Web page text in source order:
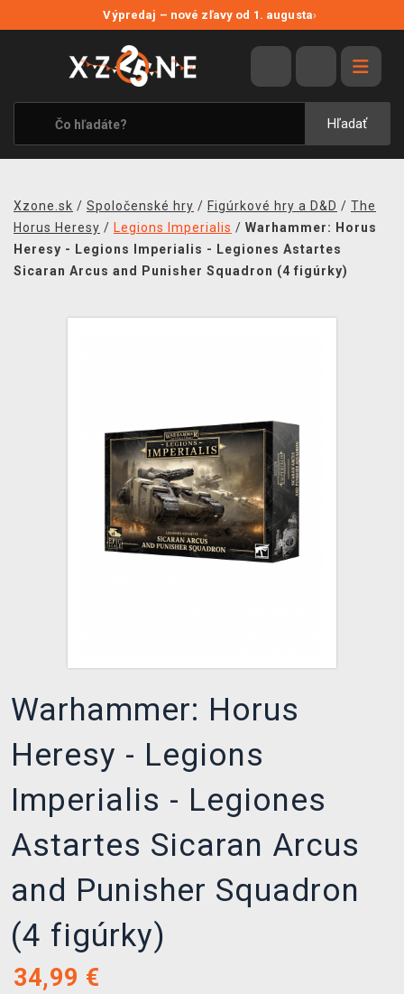
Výpredaj – nové zľavy od 1. augusta›
Hľadať
VÝPREDAJ
VIDEOHRY
XZONE ORIGINALS
TEMATIKY
MERCHANDISE
SPOLOČENSKÉ HRY
Xzone.sk / Spoločenské hry / Figúrkové hry a D&D / The
Horus Heresy / Legions Imperialis / Warhammer: Horus
Heresy - Legions Imperialis - Legiones Astartes
Sicaran Arcus and Punisher Squadron (4 figúrky)
Warhammer: Horus
Heresy - Legions
Imperialis - Legiones
Astartes Sicaran Arcus
and Punisher Squadron
(4 figúrky)
34,99 €